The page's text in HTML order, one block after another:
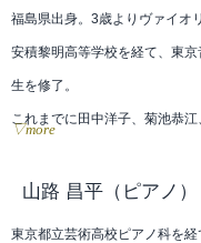
福島県出身。3歳よりヴァイオ
安積黎明高等学校を経て、東
生を修了。
これまでに田中洋子、菊池恭
現在、各地オーケストラの客
▽more
山路 昌平 （ピアノ）
東京都立芸術高校ピアノ科を経